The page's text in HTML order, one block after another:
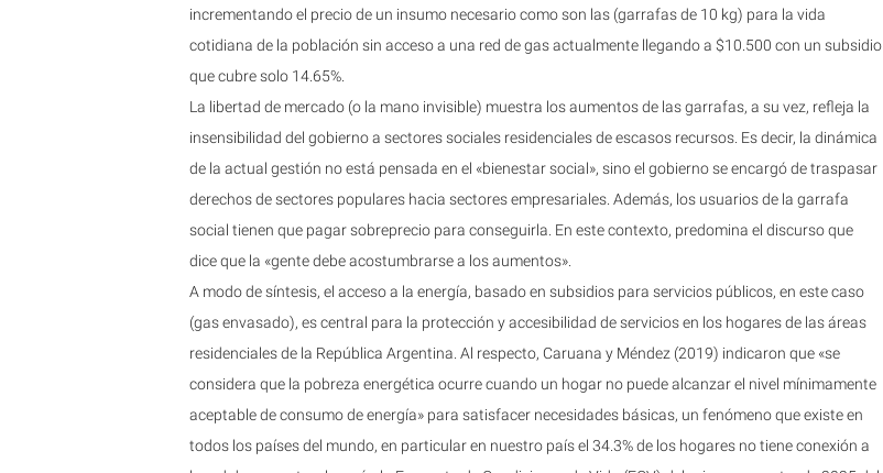
incrementando el precio de un insumo necesario como son las (garrafas de 10 kg) para la vida
cotidiana de la población sin acceso a una red de gas actualmente llegando a $10.500 con un subsidio
que cubre solo 14.65%.
La libertad de mercado (o la mano invisible) muestra los aumentos de las garrafas, a su vez, refleja la
insensibilidad del gobierno a sectores sociales residenciales de escasos recursos. Es decir, la dinámica
de la actual gestión no está pensada en el «bienestar social», sino el gobierno se encargó de traspasar
derechos de sectores populares hacia sectores empresariales. Además, los usuarios de la garrafa
social tienen que pagar sobreprecio para conseguirla. En este contexto, predomina el discurso que
dice que la «gente debe acostumbrarse a los aumentos».
A modo de síntesis, el acceso a la energía, basado en subsidios para servicios públicos, en este caso
(gas envasado), es central para la protección y accesibilidad de servicios en los hogares de las áreas
residenciales de la República Argentina. Al respecto, Caruana y Méndez (2019) indicaron que «se
considera que la pobreza energética ocurre cuando un hogar no puede alcanzar el nivel mínimamente
aceptable de consumo de energía» para satisfacer necesidades básicas, un fenómeno que existe en
todos los países del mundo, en particular en nuestro país el 34.3% de los hogares no tiene conexión a